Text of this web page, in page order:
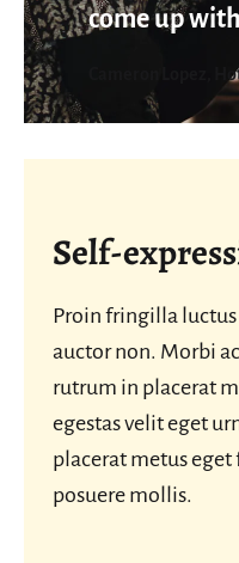
come up
Cameron Lopez,
Self-
Proin fringilla
auctor non. Morbi
rutrum in placerat
egestas velit eget
placerat metus
posuere mollis.